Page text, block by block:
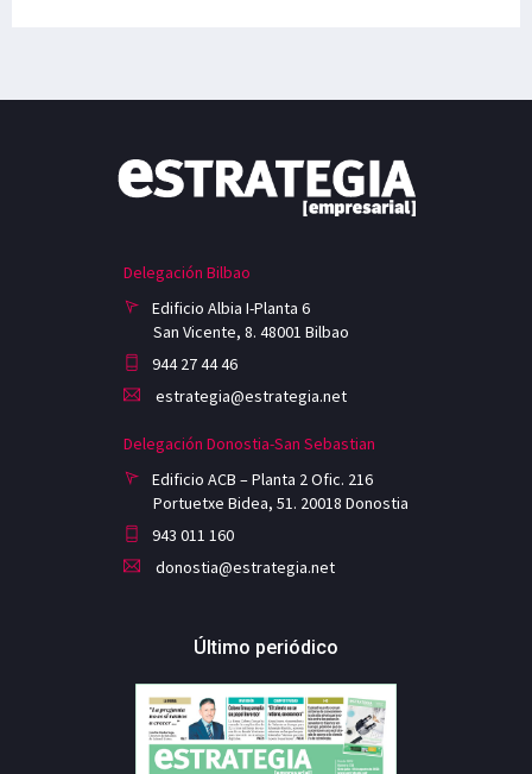
Delegación Bilbao
Edificio Albia I-Planta 6
San Vicente, 8. 48001 Bilbao
944 27 44 46
estrategia@estrategia.net
Delegación Donostia-San Sebastian
Edificio ACB – Planta 2 Ofic. 216
Portuetxe Bidea, 51. 20018 Donostia
943 011 160
donostia@estrategia.net
Último periódico